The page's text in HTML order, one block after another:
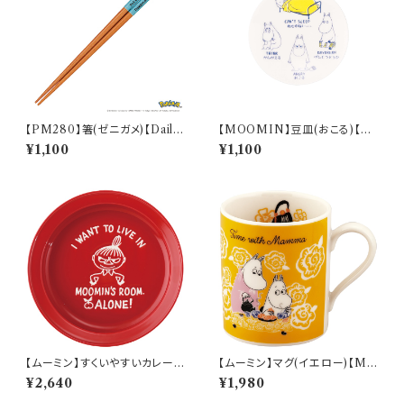
【PM280】箸(ゼニガメ)【Daily
Sketch】PM283-840
¥1,100
【MOOMIN】豆皿(おこる)【M
M14000】MM14003-333
¥1,100
【ムーミン】すくいやすいカレー皿
（リトルミィ）【MM9000】MM
9002-320
¥2,640
【ムーミン】マグ(イエロー)【M
M9500】MM9501-11
¥1,980